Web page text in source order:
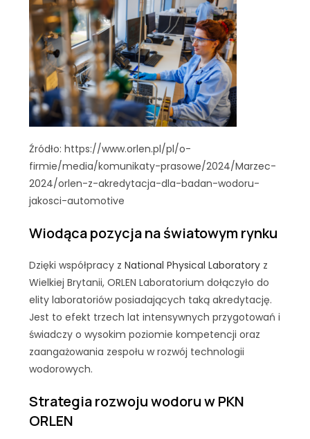
Źródło: https://www.orlen.pl/pl/o-
firmie/media/komunikaty-prasowe/2024/Marzec-
2024/orlen-z-akredytacja-dla-badan-wodoru-
jakosci-automotive
Wiodąca pozycja na światowym rynku
Dzięki współpracy zNational Physical Laboratory z
Wielkiej Brytanii, ORLEN Laboratorium dołączyło do
elity laboratoriów posiadających taką akredytację.
Jest to efekt trzech lat intensywnych przygotowań i
świadczy o wysokim poziomie kompetencji oraz
zaangażowania zespołu w rozwój technologii
wodorowych.
Strategia rozwoju wodoru w PKN
ORLEN